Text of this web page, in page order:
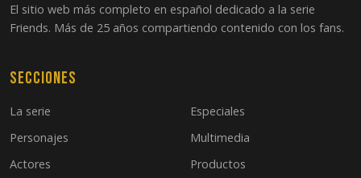
El sitio web más completo en español dedicado a la serie
Friends. Más de 25 años compartiendo contenido con los fans.
Secciones
La serie
Personajes
Actores
Especiales
Multimedia
Productos